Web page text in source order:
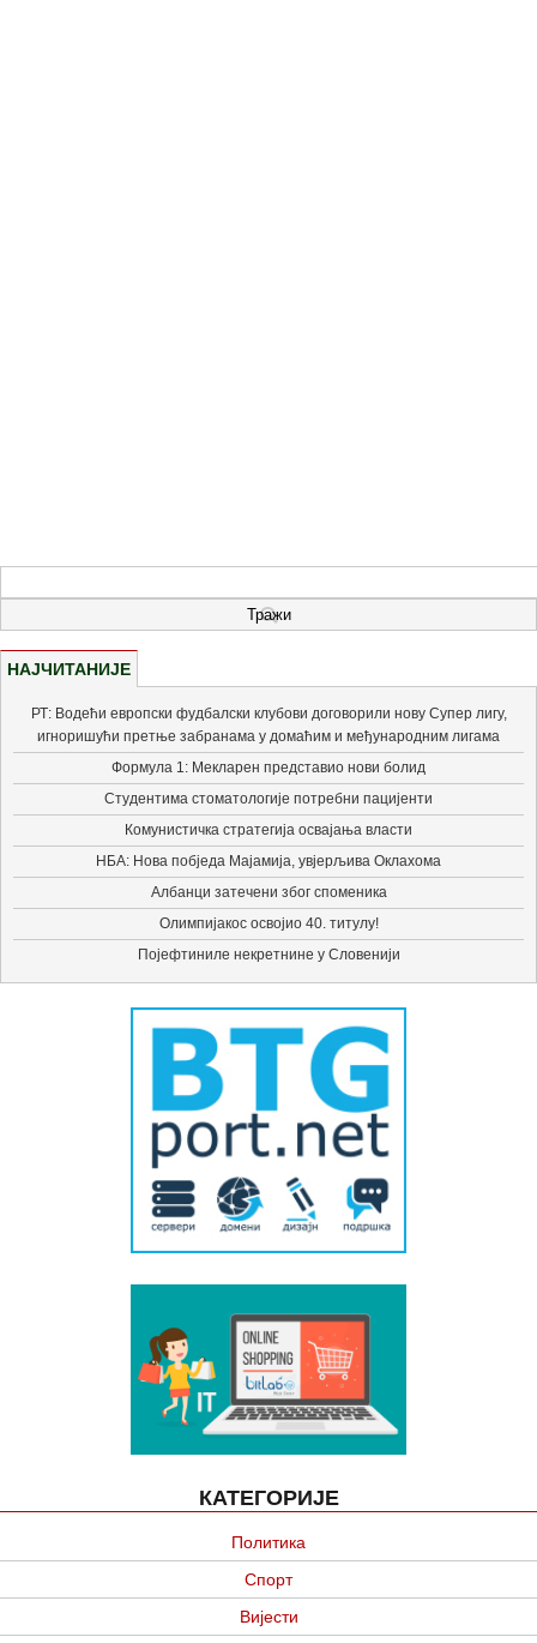
НАЈЧИТАНИЈЕ
РТ: Водећи европски фудбалски клубови договорили нову Супер лигу,
игноришући претње забранама у домаћим и међународним лигама
Формула 1: Мекларен представио нови болид
Студентима стоматологије потребни пацијенти
Комунистичка стратегија освајања власти
НБА: Нова побједа Мајамија, увјерљива Оклахома
Албанци затечени због споменика
Олимпијакос освојио 40. титулу!
Појефтиниле некретнине у Словенији
КАТЕГОРИЈЕ
Политика
Спорт
Вијести